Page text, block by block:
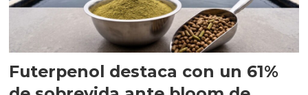
Futerpenol destaca con un 61%